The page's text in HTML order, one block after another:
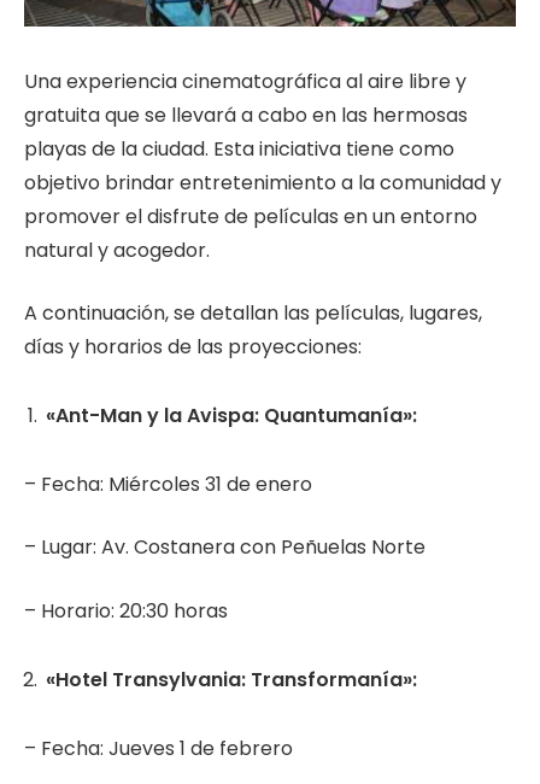
Una experiencia cinematográfica al aire libre y
gratuita que se llevará a cabo en las hermosas
playas de la ciudad. Esta iniciativa tiene como
objetivo brindar entretenimiento a la comunidad y
promover el disfrute de películas en un entorno
natural y acogedor.
A continuación, se detallan las películas, lugares,
días y horarios de las proyecciones:
«Ant-Man y la Avispa: Quantumanía»:
– Fecha: Miércoles 31 de enero
– Lugar: Av. Costanera con Peñuelas Norte
– Horario: 20:30 horas
«Hotel Transylvania: Transformanía»:
– Fecha: Jueves 1 de febrero